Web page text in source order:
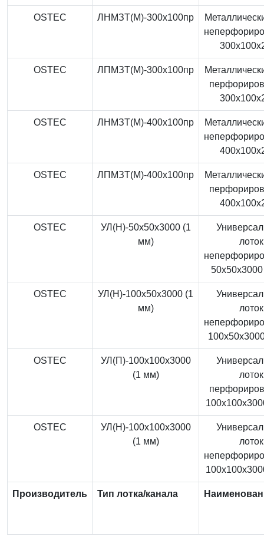
OSTEC ЛНМЗТ(М)-300x100пр
OSTEC ЛПМЗТ(М)-300x100пр
OSTEC ЛНМЗТ(М)-400x100пр
OSTEC ЛПМЗТ(М)-400x100пр
OSTEC
УЛ(Н)-50x50x3000 (1
мм)
лоток
OSTEC
УЛ(Н)-100x50x3000 (1
мм)
лоток
OSTEC
УЛ(П)-100x100x3000
(1 мм)
лоток
OSTEC
УЛ(Н)-100x100x3000
(1 мм)
лоток
Производитель Тип лотка/канала